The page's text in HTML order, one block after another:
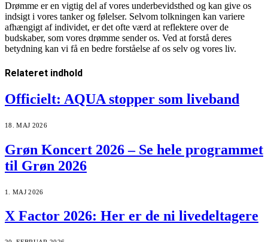
Drømme er en vigtig del af vores underbevidsthed og kan give os
indsigt i vores tanker og følelser. Selvom tolkningen kan variere
afhængigt af individet, er det ofte værd at reflektere over de
budskaber, som vores drømme sender os. Ved at forstå deres
betydning kan vi få en bedre forståelse af os selv og vores liv.
Relateret indhold
Officielt: AQUA stopper som liveband
18. MAJ 2026
Grøn Koncert 2026 – Se hele programmet
til Grøn 2026
1. MAJ 2026
X Factor 2026: Her er de ni livedeltagere